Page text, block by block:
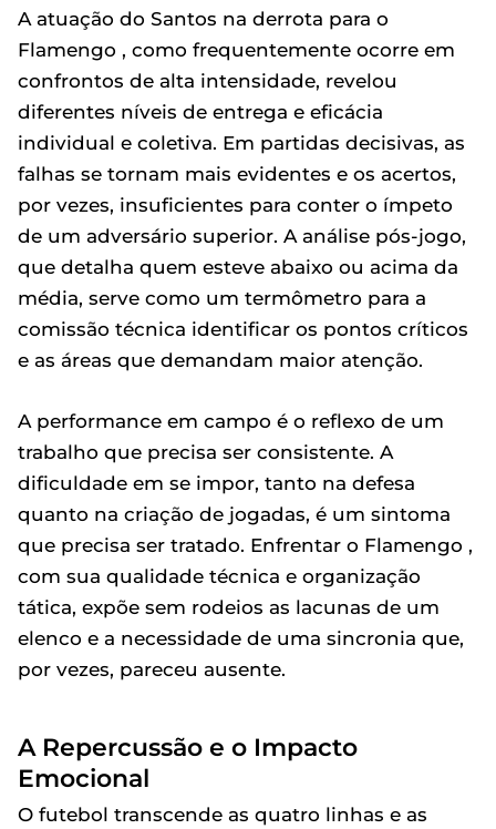
A atuação do Santos na derrota para o
Flamengo , como frequentemente ocorre em
confrontos de alta intensidade, revelou
diferentes níveis de entrega e eficácia
individual e coletiva. Em partidas decisivas, as
falhas se tornam mais evidentes e os acertos,
por vezes, insuficientes para conter o ímpeto
de um adversário superior. A análise pós-jogo,
que detalha quem esteve abaixo ou acima da
média, serve como um termômetro para a
comissão técnica identificar os pontos críticos
e as áreas que demandam maior atenção.
A performance em campo é o reflexo de um
trabalho que precisa ser consistente. A
dificuldade em se impor, tanto na defesa
quanto na criação de jogadas, é um sintoma
que precisa ser tratado. Enfrentar o Flamengo ,
com sua qualidade técnica e organização
tática, expõe sem rodeios as lacunas de um
elenco e a necessidade de uma sincronia que,
por vezes, pareceu ausente.
A Repercussão e o Impacto
Emocional
O futebol transcende as quatro linhas e as